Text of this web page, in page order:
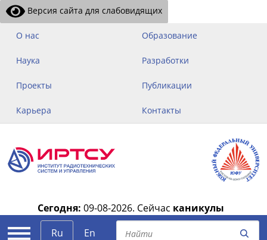
Версия сайта для слабовидящих
О нас Образование
Наука Разработки
Проекты Публикации
Карьера Контакты
Сегодня: 09-08-2026. Сейчас каникулы
Ru
En